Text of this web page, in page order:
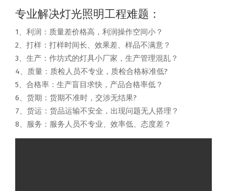
专业解决灯光照明工程难题：
1、利润：质量差价格高，利润操作空间小？
2、打样：打样时间长、效果差、样品不满意？
3、生产：作坊式的灯具小厂家，生产管理混乱？
4、质量：质检人员不专业，质检合格标准低?
5、合格率：生产盲目求快，产品合格率低？
6、货期：货期不准时，交涉无结果?
7、货运：货品运输不安全，出现问题无人搭理？
8、服务：服务人员不专业、效率低、态度差？